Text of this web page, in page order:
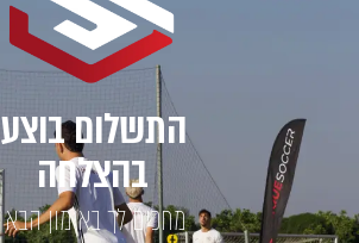
התשלום בוצע
בהצלחה
מחכים לך באימון הבא